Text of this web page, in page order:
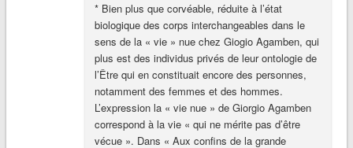
* Bien plus que corvéable, réduite à l’état
biologique des corps interchangeables dans le
sens de la « vie » nue chez Giogio Agamben, qui
plus est des individus privés de leur ontologie de
l’Être qui en constituait encore des personnes,
notamment des femmes et des hommes.
L’expression la « vie nue » de Giorgio Agamben
correspond à la vie « qui ne mérite pas d’être
vécue ». Dans « Aux confins de la grande